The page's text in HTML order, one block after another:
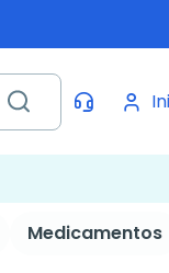
Medicamentos